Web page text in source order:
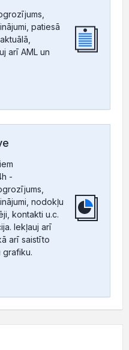
patiesā
arī AML un
-
nodokļu
kontakti u.c.
Iekļauj arī
arī saistīto
grafiku.